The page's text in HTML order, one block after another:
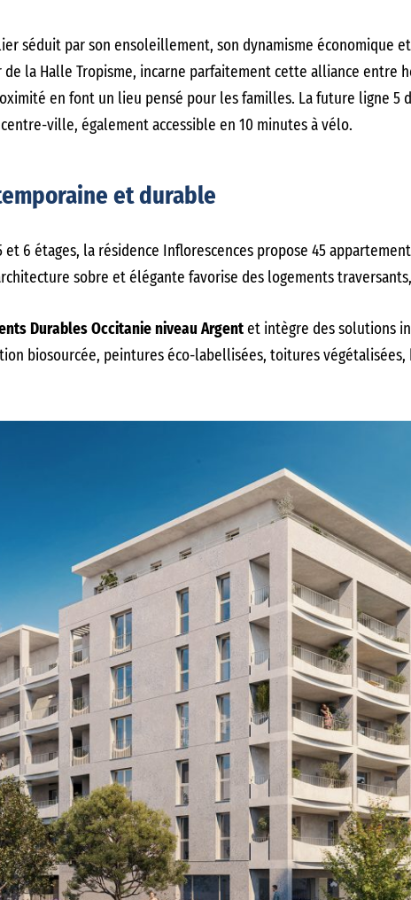
séduit par son ensoleillement, son dynamisme économique
la Halle Tropisme, incarne parfaitement cette alliance entre
en font un lieu pensé pour les familles. La future ligne 5
ville, également accessible en 10 minutes à vélo.
et durable
6 étages, la résidence Inflorescences propose 45
sobre et élégante favorise des logements
Durables Occitanie niveau Argent et intègre des solutions
biosourcée, peintures éco-labellisées, toitures végétalisées,